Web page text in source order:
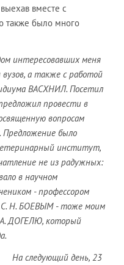
вместе с
также было много
интересовавших меня
вузов, а также с работой
ВАСХНИЛ. Посетил
провести в
вопросам
было
институт,
не из радужных:
в научном
- профессором
Н. БОЕВЫМ - тоже моим
А. ДОГЕЛЮ, который
На следующий день, 23